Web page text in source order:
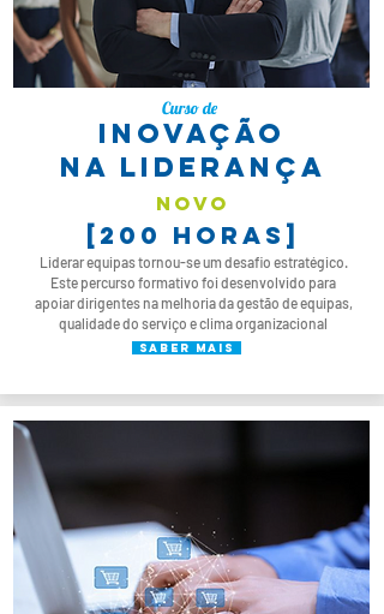
Curso de
INOVAÇÃO
NA LIDERANÇA
novo
[200 horas]
Liderar equipas tornou-se um desafio estratégico.
Este percurso formativo foi desenvolvido para
apoiar dirigentes na melhoria da gestão de equipas,
qualidade do serviço e clima organizacional
saber mais